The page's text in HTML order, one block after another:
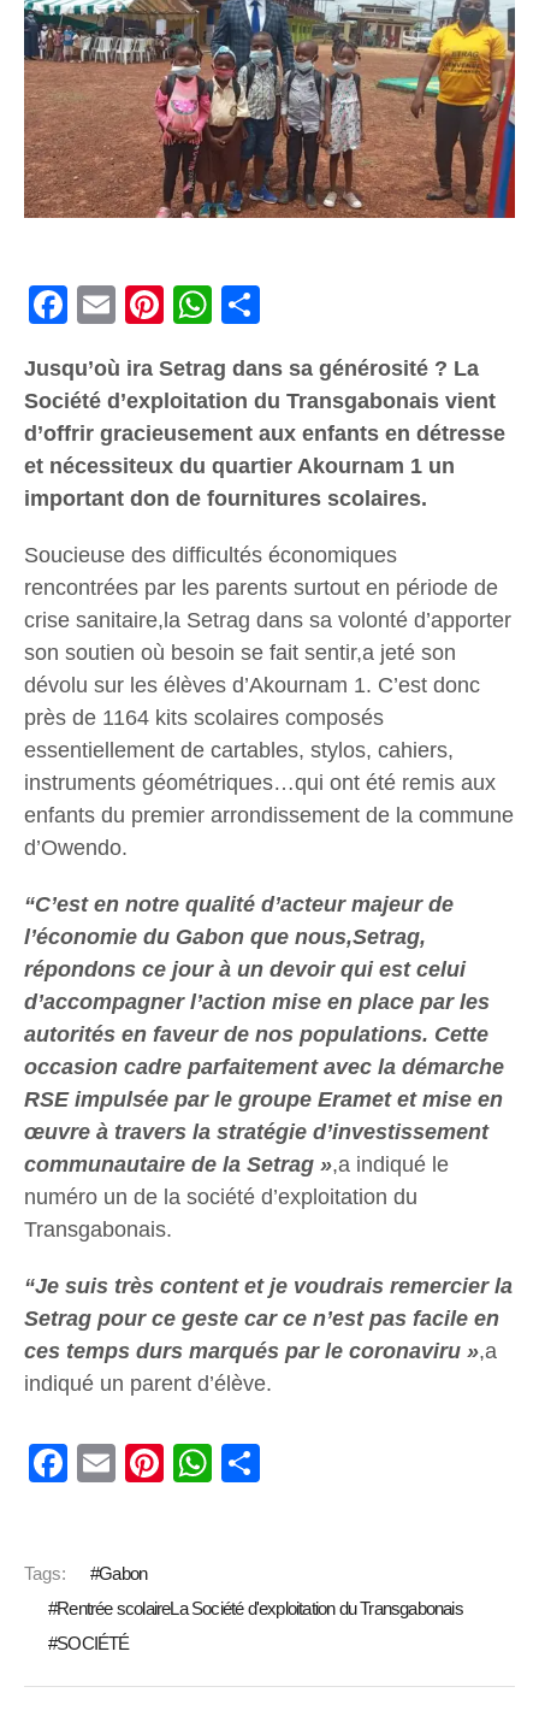
Facebook
Email PinterestWhatsApp
Jusqu’où ira Setrag dans sa générosité ? La
Société d’exploitation du Transgabonais vient
d’offrir gracieusement aux enfants en détresse
et nécessiteux du quartier Akournam 1 un
important don de fournitures scolaires.
Soucieuse des difficultés économiques
rencontrées par les parents surtout en période de
crise sanitaire,la Setrag dans sa volonté d’apporter
son soutien où besoin se fait sentir,a jeté son
dévolu sur les élèves d’Akournam 1. C’est donc
près de 1164 kits scolaires composés
essentiellement de cartables, stylos, cahiers,
instruments géométriques…qui ont été remis aux
enfants du premier arrondissement de la commune
d’Owendo.
“C’est en notre qualité d’acteur majeur de
l’économie du Gabon que nous,Setrag,
répondons ce jour à un devoir qui est celui
d’accompagner l’action mise en place par les
autorités en faveur de nos populations. Cette
occasion cadre parfaitement avec la démarche
RSE impulsée par le groupe Eramet et mise en
œuvre à travers la stratégie d’investissement
communautaire de la Setrag »,a indiqué le
numéro un de la société d’exploitation du
Transgabonais.
“Je suis très content et je voudrais remercier la
Setrag pour ce geste car ce n’est pas facile en
ces temps durs marqués par le coronaviru »,a
indiqué un parent d’élève.
Facebook
Email PinterestWhatsApp
Tags:
Gabon
Rentrée scolaireLa Société d'exploitation du Transgabonais
SOCIÉTÉ